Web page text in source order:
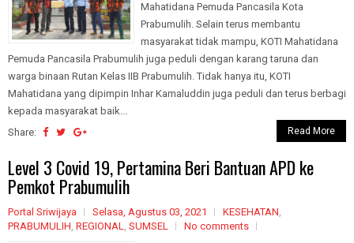
Mahatidana Pemuda Pancasila Kota
Prabumulih. Selain terus membantu
masyarakat tidak mampu, KOTI Mahatidana
Pemuda Pancasila Prabumulih juga peduli dengan karang taruna dan
warga binaan Rutan Kelas IIB Prabumulih. Tidak hanya itu, KOTI
Mahatidana yang dipimpin Inhar Kamaluddin juga peduli dan terus berbagi
kepada masyarakat baik...
Share:
Read More
Level 3 Covid 19, Pertamina Beri Bantuan APD ke
Pemkot Prabumulih
Portal Sriwijaya Selasa, Agustus 03, 2021 KESEHATAN,
PRABUMULIH, REGIONAL, SUMSEL
No comments